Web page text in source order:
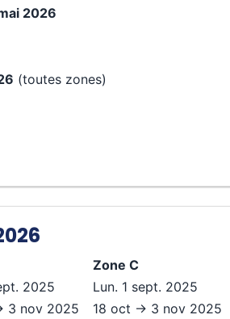
2026
(toutes zones)
Zone C
2025
Lun. 1 sept. 2025
3 nov 2025
18 oct → 3 nov 2025